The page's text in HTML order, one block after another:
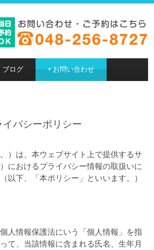
ブログ お問い合わせ
+
バシーポリシー
）は、本ウェブサイト上で提供するサ
におけるプライバシー情報の取扱いに
以下、「本ポリシー」といいます。）
人情報保護法にいう「個人情報」を指
て、当該情報に含まれる氏名、生年月